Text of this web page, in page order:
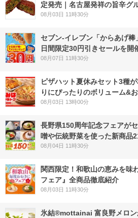
定発売｜名古屋発祥の旨辛グ
08月03日 11時30分
セブン‐イレブン「からあげ
日間限定30円引きセールを開
08月07日 11時30分
ピザハット夏休みセット3種
りにぴったりのボリューム&
08月03日 13時00分
長野県150周年記念フェアが
噌や伝統野菜を使った新商品
08月04日 11時30分
関西限定！和歌山の恵みを味
フェア』全商品徹底紹介
08月03日 11時30分
氷結®mottainai 富良野メロン